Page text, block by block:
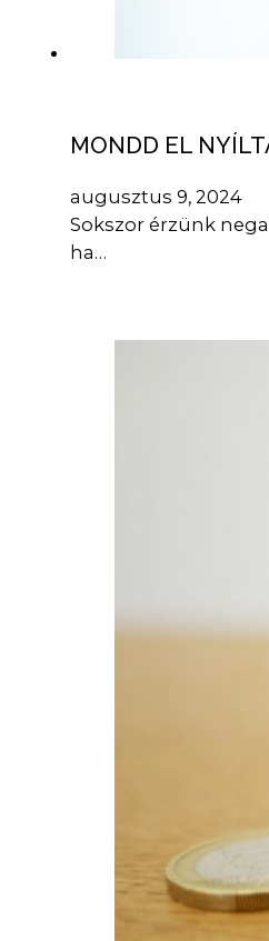
MONDD EL
augusztus 9, 2024
Sokszor érzünk
ha…